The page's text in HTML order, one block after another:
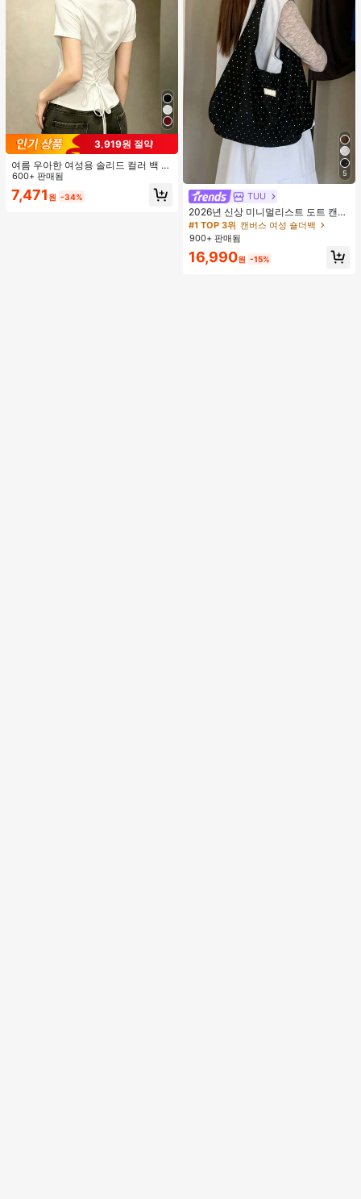
3,919원 절약
여름 우아한 여성용 솔리드 컬러 백 타
이 셔츠 (참고: 가볍고 통기성 있는 얇
은 스타일) 허리 드로스트링 디자인 화
이트, 조용한 럭셔리
600+ 판매됨
7,471 원 -34%
5
TUU
2026년 신상 미니멀리스트 도트 캔버
스 토트백, 대용량 캐주얼 다용도 통근
숄더 핸드백
#1 TOP 3위 캔버스 여성 숄더백
900+ 판매됨
16,990원 -15%